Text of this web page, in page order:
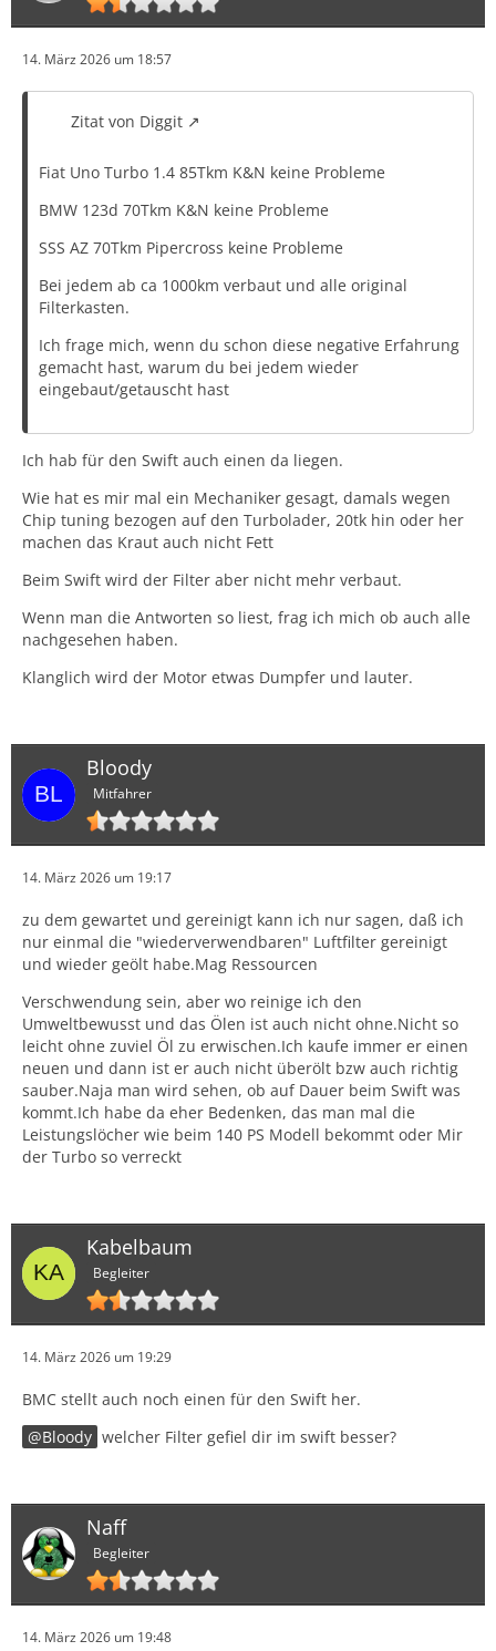
14. März 2026 um 18:57
Zitat von Diggit
Fiat Uno Turbo 1.4 85Tkm K&N keine Probleme
BMW 123d 70Tkm K&N keine Probleme
SSS AZ 70Tkm Pipercross keine Probleme
Bei jedem ab ca 1000km verbaut und alle original
Filterkasten.
Ich frage mich, wenn du schon diese negative Erfahrung
gemacht hast, warum du bei jedem wieder
eingebaut/getauscht hast
Ich hab für den Swift auch einen da liegen.
Wie hat es mir mal ein Mechaniker gesagt, damals wegen
Chip tuning bezogen auf den Turbolader, 20tk hin oder her
machen das Kraut auch nicht Fett
Beim Swift wird der Filter aber nicht mehr verbaut.
Wenn man die Antworten so liest, frag ich mich ob auch alle
nachgesehen haben.
Klanglich wird der Motor etwas Dumpfer und lauter.
Bloody
Mitfahrer
14. März 2026 um 19:17
zu dem gewartet und gereinigt kann ich nur sagen, daß ich
nur einmal die "wiederverwendbaren" Luftfilter gereinigt
und wieder geölt habe.Mag Ressourcen
Verschwendung sein, aber wo reinige ich den
Umweltbewusst und das Ölen ist auch nicht ohne.Nicht so
leicht ohne zuviel Öl zu erwischen.Ich kaufe immer er einen
neuen und dann ist er auch nicht überölt bzw auch richtig
sauber.Naja man wird sehen, ob auf Dauer beim Swift was
kommt.Ich habe da eher Bedenken, das man mal die
Leistungslöcher wie beim 140 PS Modell bekommt oder Mir
der Turbo so verreckt
Kabelbaum
Begleiter
14. März 2026 um 19:29
BMC stellt auch noch einen für den Swift her.
Bloody welcher Filter gefiel dir im swift besser?
Naff
Begleiter
14. März 2026 um 19:48